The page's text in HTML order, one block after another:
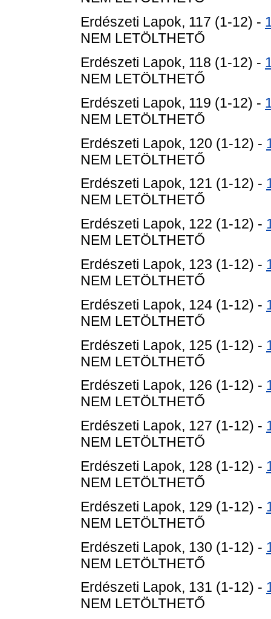
Erdészeti Lapok, 117 (1-12) -
NEM LETÖLTHETŐ
Erdészeti Lapok, 118 (1-12) -
NEM LETÖLTHETŐ
Erdészeti Lapok, 119 (1-12) -
NEM LETÖLTHETŐ
Erdészeti Lapok, 120 (1-12) -
NEM LETÖLTHETŐ
Erdészeti Lapok, 121 (1-12) -
NEM LETÖLTHETŐ
Erdészeti Lapok, 122 (1-12) -
NEM LETÖLTHETŐ
Erdészeti Lapok, 123 (1-12) -
NEM LETÖLTHETŐ
Erdészeti Lapok, 124 (1-12) -
NEM LETÖLTHETŐ
Erdészeti Lapok, 125 (1-12) -
NEM LETÖLTHETŐ
Erdészeti Lapok, 126 (1-12) -
NEM LETÖLTHETŐ
Erdészeti Lapok, 127 (1-12) -
NEM LETÖLTHETŐ
Erdészeti Lapok, 128 (1-12) -
NEM LETÖLTHETŐ
Erdészeti Lapok, 129 (1-12) -
NEM LETÖLTHETŐ
Erdészeti Lapok, 130 (1-12) -
NEM LETÖLTHETŐ
Erdészeti Lapok, 131 (1-12) -
NEM LETÖLTHETŐ